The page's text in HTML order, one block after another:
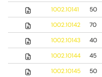
1002.10141
50
1002.10142
70
1002.10143
40
1002.10144
45
1002.10145
50